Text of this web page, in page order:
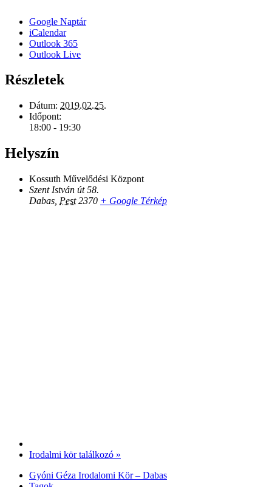
Google Naptár
iCalendar
Outlook 365
Outlook Live
Részletek
Dátum: 2019.02.25.
Időpont:
18:00 - 19:30
Helyszín
Kossuth Művelődési Központ
Szent István út 58.
Dabas Pest 2370 + Google Térkép
Irodalmi kör találkozó »
Gyóni Géza Irodalomi Kör – Dabas